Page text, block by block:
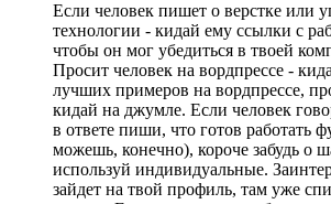
Если человек пишет о верстке или
технологии - кидай ему ссылки с
чтобы он мог убедиться в твоей
Просит человек на вордпрессе -
лучших примеров на вордпрессе,
кидай на джумле. Если человек
в ответе пиши, что готов работать
можешь, конечно), короче забудь о
используй индивидуальные.
зайдет на твой профиль, там уже